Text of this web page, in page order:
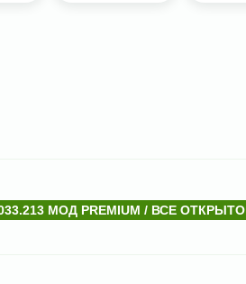
МОД PREMIUM / ВСЕ ОТКРЫТО